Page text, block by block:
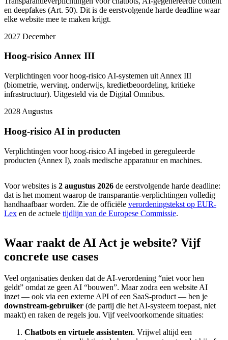
en deepfakes (Art. 50). Dit is de eerstvolgende harde deadline waar
elke website mee te maken krijgt.
2027 December
Hoog-risico Annex III
Verplichtingen voor hoog-risico AI-systemen uit Annex III
(biometrie, werving, onderwijs, kredietbeoordeling, kritieke
infrastructuur). Uitgesteld via de Digital Omnibus.
2028 Augustus
Hoog-risico AI in producten
Verplichtingen voor hoog-risico AI ingebed in gereguleerde
producten (Annex I), zoals medische apparatuur en machines.
Voor websites is 2 augustus 2026 de eerstvolgende harde deadline:
dat is het moment waarop de transparantie-verplichtingen volledig
handhaafbaar worden. Zie de officiële verordeningstekst op EUR-
Lex en de actuele tijdlijn van de Europese Commissie.
Waar raakt de AIAct je website? Vijf
concrete use cases
Veel organisaties denken dat de AI-verordening “niet voor hen
geldt” omdat ze geen AI “bouwen”. Maar zodra een website AI
inzet — ook via een externe API of een SaaS-product — ben je
downstream-gebruiker (de partij die het AI-systeem toepast, niet
maakt) en raken de regels jou. Vijf veelvoorkomende situaties:
Chatbots en virtuele assistenten. Vrijwel altijd een